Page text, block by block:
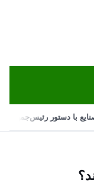
با دستور رئیس‌جمهور